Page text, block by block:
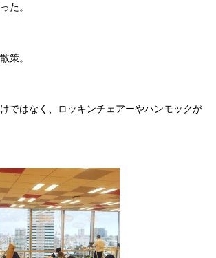
た。
策。
ではなく、ロッキンチェアーやハンモックが